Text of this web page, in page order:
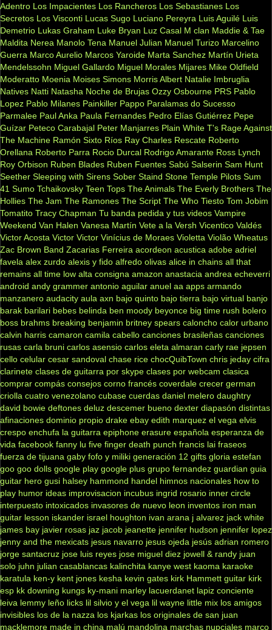
Adentro Los Impacientes Los Rancheros Los Sebastianes Los
Secretos Los Visconti Lucas Sugo Luciano Pereyra Luis Aguilé Luis
Demetrio Lukas Graham Luke Bryan Luz Casal M clan Maddie & Tae
Maldita Nerea Manolo Tena Manuel Julian Manuel Turizo Marcelino
Guerra Marco Aurelio Marcos Yaroide Marta Sanchez Martín Urieta
Mendelssohn Miguel Gallardo Miguel Morales Mijares Mike Oldfield
Moderatto Moenia Moises Simons Morris Albert Natalie Imbruglia
Natives Natti Natasha Noche de Brujas Ozzy Osbourne PRS Pablo
Lopez Pablo Milanes Painkiller Pappo Paralamas do Sucesso
Parmalee Paul Anka Paula Fernandes Pedro Elías Gutiérrez Pepe
Guízar Peteco Carabajal Peter Manjarres Plain White T's Rage Against
The Machine Ramón Sixto Ríos Ray Charles Rescate Roberto
Orellana Roberto Parra Rocio Durcal Rodrigo Amarante Ross Lynch
Roy Orbison Ruben Blades Ruben Fuentes Sabú Salserin Sam Hunt
Seether Sleeping with Sirens Sober Staind Stone Temple Pilots Sum
41 Sumo Tchaikovsky Teen Tops The Animals The Everly Brothers The
Hollies The Jam The Ramones The Script The Who Tiesto Tom Jobim
Tomatito Tracy Chapman Tu banda pedida y tus videos Vampire
Weekend Van Halen Vanesa Martín Vete a la Versh Vicentico Valdés
Victor Acosta Victor Victor Vinícius de Moraes Violetta Violão Wheatus
Zac Brown Band Zacarias Ferreira acordeon acustica adobe adriel
favela alex zurdo alexis y fido alfredo olivas alice in chains all that
remains all time low alta consigna amazon anastacia andrea echeverri
android andy grammer antonio aguilar anuel aa apps armando
manzanero audacity aula axn bajo quinto bajo tierra bajo virtual banjo
barak barilari bebes belinda ben moody beyonce big time rush bolero
boss brahms breaking benjamin britney spears caloncho calor urbano
calvin harris camaron camila cabello canciones brasileñas canciones
rusas carla bruni carlos asensio carlos eleta almaran carly rae jepsen
cello celular cesar sandoval chase rice chocQuibTown chris jeday cifra
clarinete clases de guitarra por skype clases por webcam clasica
comprar compás consejos corno francés coverdale crecer german
criolla cuatro venezolano cubase cuerdas daniel melero daughtry
david bowie deftones deluz descemer bueno dexter diapasón distintas
afinaciones dominio propio drake ebay edith marquez el vega elvis
crespo enchufa la guitarra epiphone erasure española esperanza de
vida facebook fanny lu five finger death punch francis lai fraseos
fuerza de tijuana gaby fofo y miliki generación 12 gifts gloria estefan
goo goo dolls google play google plus grupo fernandez guardian guia
guitar hero gusi halsey hammond handel himnos nacionales how to
play humor ideas improvisacion incubus ingrid rosario inner circle
interpuesto intoxicados invasores de nuevo leon inventos iron man
guitar lesson iskander israel houghton ivan arana j alvarez jack white
james bay javier rosas jaz jacob jeanette jennifer hudson jennifer lopez
jenny and the mexicats jesus navarro jesus ojeda jesús adrian romero
jorge santacruz jose luis reyes jose miguel diez jowell & randy juan
solo juhn julian casablancas kalinchita kanye west kaoma karaoke
karatula ken-y kent jones kesha kevin gates kirk Hammett guitar kirk
esp kk downing kungs ky-mani marley lacuerdanet lapiz conciente
leiva lemmy leño licks lil silvio y el vega lil wayne little mix los amigos
invisibles los de la nazza los kjarkas los originales de san juan
macklemore made in china malú mandolina marchas nupciales marco